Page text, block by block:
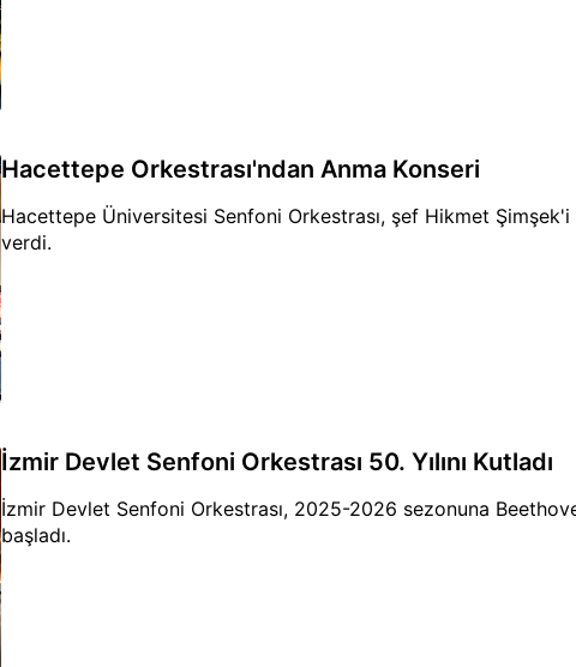
Hacettepe Orkestrası'ndan Anma Konseri
Hacettepe Üniversitesi Senfoni Orkestrası, şef Hikmet
verdi.
İzmir Devlet Senfoni Orkestrası 50. Yılını Kutladı
İzmir Devlet Senfoni Orkestrası, 2025-2026 sezonuna
başladı.